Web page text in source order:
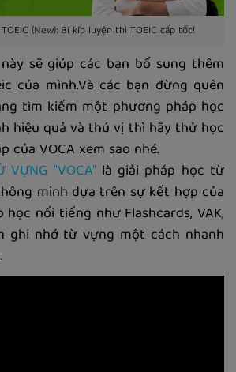
(New): Bí kíp luyện thi TOEIC cấp tốc!
sẽ giúp các bạn bổ sung thêm
của mình.Và các bạn đừng quên
tìm kiếm một phương pháp học
hiệu quả và thú vị thì hãy thử học
của VOCA xem sao nhé.
VỰNG "VOCA"là giải pháp học từ
minh dựa trên sự kết hợp của
nổi tiếng như Flashcards, VAK,
ghi nhớ từ vựng một cách nhanh